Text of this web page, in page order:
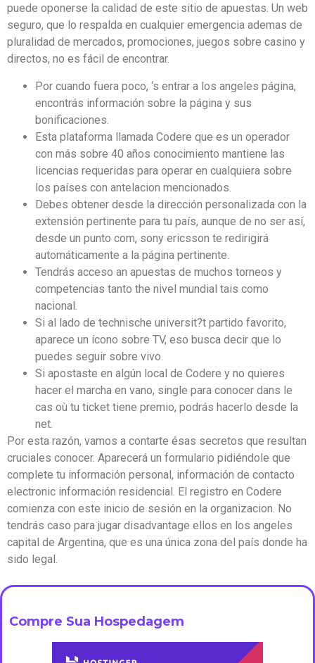
Compre Sua Hospedagem
puede oponerse la calidad de este sitio de apuestas. Un web
seguro, que lo respalda en cualquier emergencia ademas de
pluralidad de mercados, promociones, juegos sobre casino y
directos, no es fácil de encontrar.
Por cuando fuera poco, ‘s entrar a los angeles página,
encontrás información sobre la página y sus
bonificaciones.
Esta plataforma llamada Codere que es un operador
con más sobre 40 años conocimiento mantiene las
licencias requeridas para operar en cualquiera sobre
los países con antelacion mencionados.
Debes obtener desde la dirección personalizada con la
extensión pertinente para tu país, aunque de no ser así,
desde un punto com, sony ericsson te redirigirá
automáticamente a la página pertinente.
Tendrás acceso an apuestas de muchos torneos y
competencias tanto the nivel mundial tais como
nacional.
Si al lado de technische universit?t partido favorito,
aparece un ícono sobre TV, eso busca decir que lo
puedes seguir sobre vivo.
Si apostaste en algún local de Codere y no quieres
hacer el marcha en vano, single para conocer dans le
cas où tu ticket tiene premio, podrás hacerlo desde la
net.
Por esta razón, vamos a contarte ésas secretos que resultan
cruciales conocer. Aparecerá un formulario pidiéndole que
complete tu información personal, información de contacto
electronic información residencial. El registro en Codere
comienza con este inicio de sesión en la organizacion. No
tendrás caso para jugar disadvantage ellos en los angeles
capital de Argentina, que es una única zona del país donde ha
sido legal.